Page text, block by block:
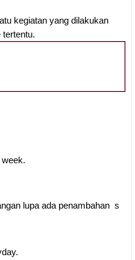
kegiatan yang dilakukan
lupa ada penambahan s